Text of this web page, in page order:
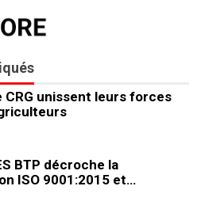
CRG unissent leurs forces
BTP décroche la
ISO 9001:2015 et…